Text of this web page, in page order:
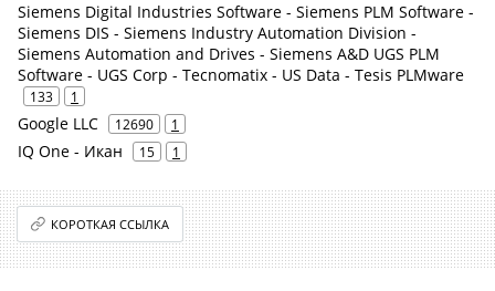
Siemens Digital Industries Software - Siemens PLM Software -
Siemens DIS - Siemens Industry Automation Division -
Siemens Automation and Drives - Siemens A&D UGS PLM
Software - UGS Corp - Tecnomatix - US Data - Tesis PLMware
133 1
Google LLC 12690 1
IQ One - Икан 15 1
КОРОТКАЯ ССЫЛКА